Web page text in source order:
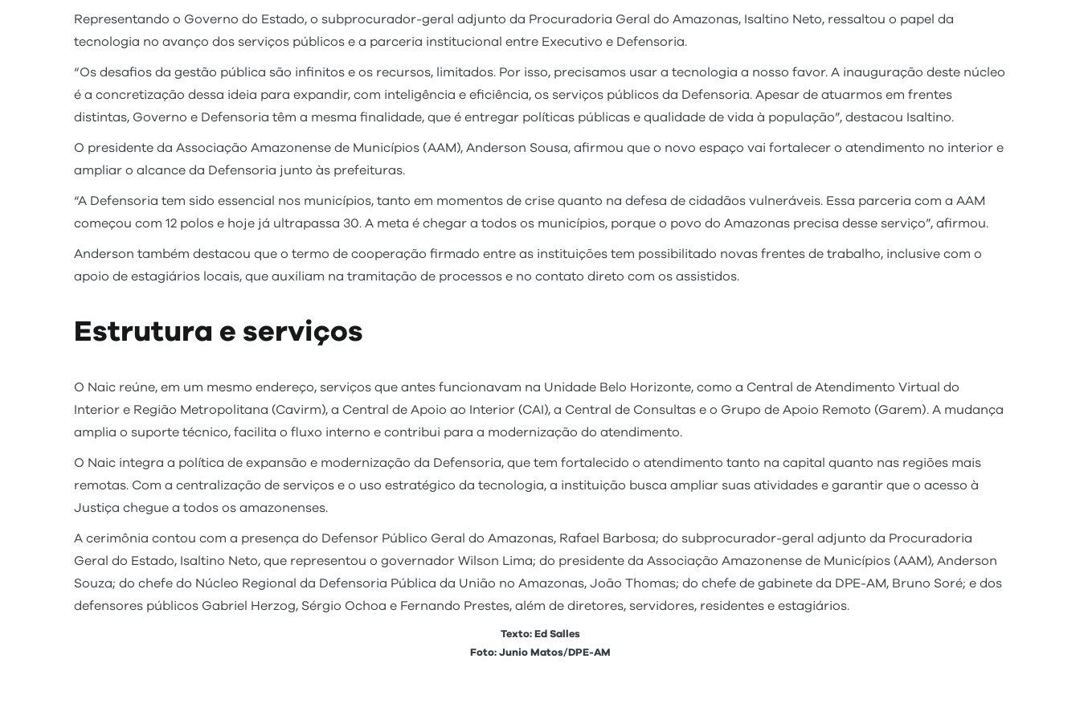
Representando o Governo do Estado, o subprocurador-geral adjunto da Procuradoria Geral do Amazonas, Isaltino Neto, ressaltou o papel da
tecnologia no avanço dos serviços públicos e a parceria institucional entre Executivo e Defensoria.
“Os desafios da gestão pública são infinitos e os recursos, limitados. Por isso, precisamos usar a tecnologia a nosso favor. A inauguração deste núcleo
é a concretização dessa ideia para expandir, com inteligência e eficiência, os serviços públicos da Defensoria. Apesar de atuarmos em frentes
distintas, Governo e Defensoria têm a mesma finalidade, que é entregar políticas públicas e qualidade de vida à população”, destacou Isaltino.
O presidente da Associação Amazonense de Municípios (AAM), Anderson Sousa, afirmou que o novo espaço vai fortalecer o atendimento no interior e
ampliar o alcance da Defensoria junto às prefeituras.
“A Defensoria tem sido essencial nos municípios, tanto em momentos de crise quanto na defesa de cidadãos vulneráveis. Essa parceria com a AAM
começou com 12 polos e hoje já ultrapassa 30. A meta é chegar a todos os municípios, porque o povo do Amazonas precisa desse serviço”, afirmou.
Anderson também destacou que o termo de cooperação firmado entre as instituições tem possibilitado novas frentes de trabalho, inclusive com o
apoio de estagiários locais, que auxiliam na tramitação de processos e no contato direto com os assistidos.
Estrutura e serviços
O Naic reúne, em um mesmo endereço, serviços que antes funcionavam na Unidade Belo Horizonte, como a Central de Atendimento Virtual do
Interior e Região Metropolitana (Cavirm), a Central de Apoio ao Interior (CAI), a Central de Consultas e o Grupo de Apoio Remoto (Garem). A mudança
amplia o suporte técnico, facilita o fluxo interno e contribui para a modernização do atendimento.
O Naic integra a política de expansão e modernização da Defensoria, que tem fortalecido o atendimento tanto na capital quanto nas regiões mais
remotas. Com a centralização de serviços e o uso estratégico da tecnologia, a instituição busca ampliar suas atividades e garantir que o acesso à
Justiça chegue a todos os amazonenses.
A cerimônia contou com a presença do Defensor Público Geral do Amazonas, Rafael Barbosa; do subprocurador-geral adjunto da Procuradoria
Geral do Estado, Isaltino Neto, que representou o governador Wilson Lima; do presidente da Associação Amazonense de Municípios (AAM), Anderson
Souza; do chefe do Núcleo Regional da Defensoria Pública da União no Amazonas, João Thomas; do chefe de gabinete da DPE-AM, Bruno Soré; e dos
defensores públicos Gabriel Herzog, Sérgio Ochoa e Fernando Prestes, além de diretores, servidores, residentes e estagiários.
Texto: Ed Salles
Foto: Junio Matos/DPE-AM